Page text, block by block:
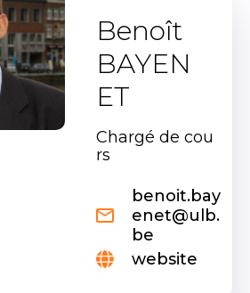
Benoît
BAYEN
ET
Chargé de cou
rs
benoit.bay
enet@ulb.
be
website